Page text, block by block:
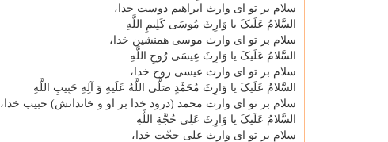
سلام بر تو ای وارث ابراهیم دوست خدا،
السَّلامُ عَلَیکَ یا وَارِثَ مُوسَی کَلِیمِ اللَّهِ
سلام بر تو ای وارث موسی همنشین خدا،
السَّلامُ عَلَیکَ یا وَارِثَ عِیسَی رُوحِ اللَّهِ
سلام بر تو ای وارث عیسی روح خدا،
السَّلامُ عَلَیکَ یا وَارِثَ مُحَمَّدٍ صَلَّی اللَّهُ عَلَیهِ وَ آلِهِ حَبِیبِ اللَّهِ
سلام بر تو ای وارث محمد (درود خدا بر او و خاندانش) حبیب خدا،
السَّلامُ عَلَیکَ یا وَارِثَ عَلِی حُجَّةِ اللَّهِ
سلام بر تو ای وارث علی حجّت خدا،